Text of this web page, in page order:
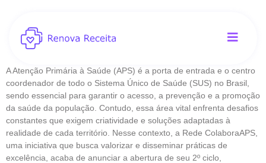
A Atenção Primária à Saúde (APS) é a porta de entrada e o centro
coordenador de todo o Sistema Único de Saúde (SUS) no Brasil,
sendo essencial para garantir o acesso, a prevenção e a promoção
da saúde da população. Contudo, essa área vital enfrenta desafios
constantes que exigem criatividade e soluções adaptadas à
realidade de cada território. Nesse contexto, a Rede ColaboraAPS,
uma iniciativa que busca valorizar e disseminar práticas de
excelência, acaba de anunciar a abertura de seu 2º ciclo,